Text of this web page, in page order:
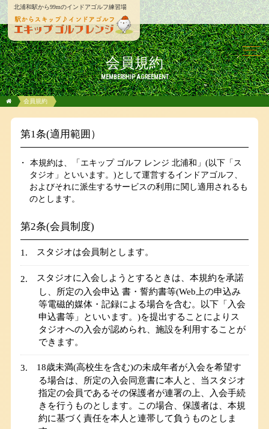
北浦和駅から99mのインドアゴルフ練習場
会員規約
MEMBERSHIP AGREEMENT
会員規約
第1条(適用範囲）
本規約は、「エキップ ゴルフ レンジ 北浦和」(以下「ス
タジオ」といいます。)として運営するインドアゴルフ、
およびそれに派生するサービスの利用に関し適用されるも
のとします。
第2条(会員制度)
スタジオは会員制とします。
スタジオに入会しようとするときは、本規約を承諾
し、所定の入会申込 書・誓約書等(Web上の申込み
等電磁的媒体・記録による場合を含む。以下「入会
申込書等」といいます。)を提出することによりス
タジオへの入会が認められ、施設を利用することが
できます。
18歳未満(高校生を含む)の未成年者が入会を希望す
る場合は、所定の入会同意書に本人と、当スタジオ
指定の会員であるその保護者が連署の上、入会手続
きを行うものとします。この場合、保護者は、本規
約に基づく責任を本人と連帯して負うものとしま